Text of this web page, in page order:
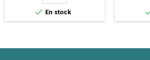
Rápido armado, sin
herramientas. Totalmente
fabricado en aluminio
 En stock